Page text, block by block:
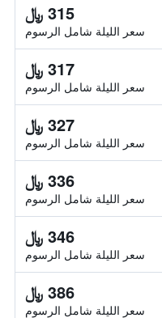
315 ﷼
سعر الليلة شامل الرسوم
317 ﷼
سعر الليلة شامل الرسوم
327 ﷼
سعر الليلة شامل الرسوم
336 ﷼
سعر الليلة شامل الرسوم
346 ﷼
سعر الليلة شامل الرسوم
386 ﷼
سعر الليلة شامل الرسوم